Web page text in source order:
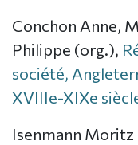
Conchon Anne,
Philippe (org.),
société,
XVIIIe-XIXe
Isenmann